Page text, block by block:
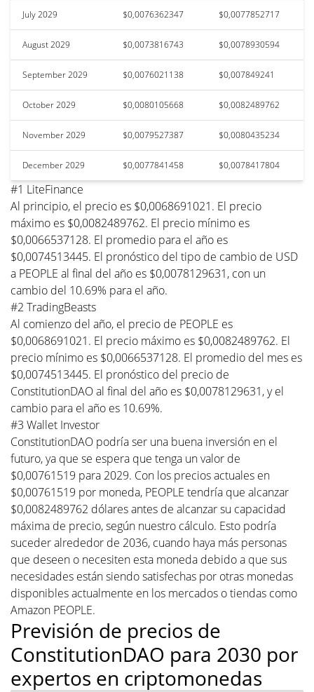
July 2029 $0,0076362347 $0,0077852717
August 2029 $0,0073816743 $0,0078930594
September 2029 $0,0076021138 $0,007849241
October 2029 $0,0080105668 $0,0082489762
November 2029 $0,0079527387 $0,0080435234
December 2029 $0,0077841458 $0,0078417804
#1 LiteFinance
Al principio, el precio es $0,0068691021. El precio
máximo es $0,0082489762. El precio mínimo es
$0,0066537128. El promedio para el año es
$0,0074513445. El pronóstico del tipo de cambio de USD
a PEOPLE al final del año es $0,0078129631, con un
cambio del 10.69% para el año.
#2 TradingBeasts
Al comienzo del año, el precio de PEOPLE es
$0,0068691021. El precio máximo es $0,0082489762. El
precio mínimo es $0,0066537128. El promedio del mes es
$0,0074513445. El pronóstico del precio de
ConstitutionDAO al final del año es $0,0078129631, y el
cambio para el año es 10.69%.
#3 Wallet Investor
ConstitutionDAO podría ser una buena inversión en el
futuro, ya que se espera que tenga un valor de
$0,00761519 para 2029. Con los precios actuales en
$0,00761519 por moneda, PEOPLE tendría que alcanzar
$0,0082489762 dólares antes de alcanzar su capacidad
máxima de precio, según nuestro cálculo. Esto podría
suceder alrededor de 2036, cuando haya más personas
que deseen o necesiten esta moneda debido a que sus
necesidades están siendo satisfechas por otras monedas
disponibles actualmente en los mercados o tiendas como
Amazon PEOPLE.
Previsión de precios de
ConstitutionDAO para 2030 por
expertos en criptomonedas